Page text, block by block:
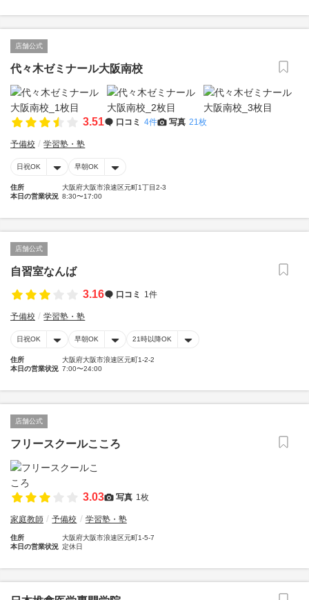
店舗公式
代々木ゼミナール大阪南校
3.51 口コミ 4件 写真 21枚
予備校 学習塾・塾
日祝OK 早朝OK
住所
大阪府大阪市浪速区元町1丁目2-3
本日の営業状況 8:30〜17:00
店舗公式
自習室なんば
3.16
口コミ 1件
予備校 学習塾・塾
日祝OK 早朝OK 21時以降OK
住所
大阪府大阪市浪速区元町1-2-2
本日の営業状況 7:00〜24:00
店舗公式
フリースクールこころ
3.03 写真 1枚
家庭教師 予備校 学習塾・塾
住所
大阪府大阪市浪速区元町1-5-7
本日の営業状況 定休日